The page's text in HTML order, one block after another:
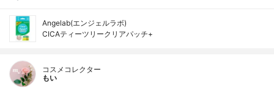
Angelab(エンジェルラボ)
CICAティーツリークリアパッチ+
コスメコレクター
もい